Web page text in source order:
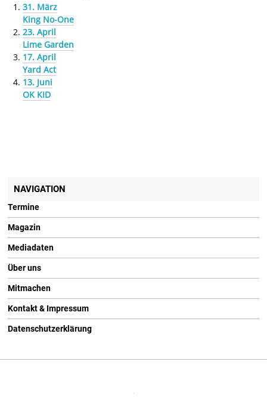
31. März
King No-One
23. April
Lime Garden
17. April
Yard Act
13. Juni
OK KID
NAVIGATION
Termine
Magazin
Mediadaten
Über uns
Mitmachen
Kontakt & Impressum
Datenschutzerklärung